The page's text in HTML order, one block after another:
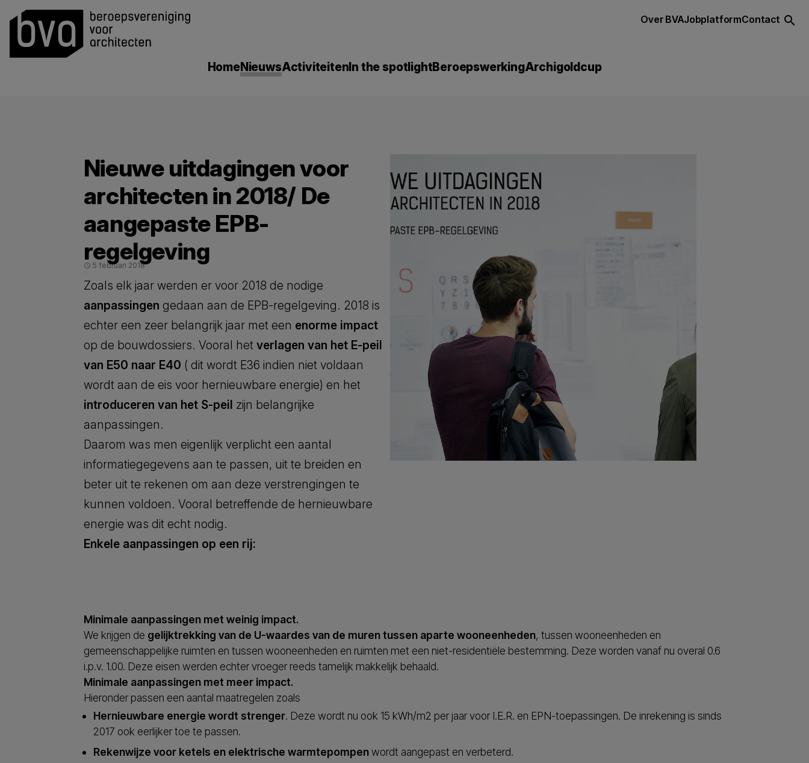
Over BVAJobplatformContact search
HomeNieuwsActiviteitenIn the spotlightBeroepswerkingArchigoldcup
Nieuwe uitdagingen voor
architecten in 2018/ De
aangepaste EPB-
regelgeving
schedule 5 februari 2018
Zoals elk jaar werden er voor 2018 de nodige
aanpassingen gedaan aan de EPB-regelgeving. 2018 is
echter een zeer belangrijk jaar met een enorme impact
op de bouwdossiers. Vooral het verlagen van het E-peil
van E50 naar E40 ( dit wordt E36 indien niet voldaan
wordt aan de eis voor hernieuwbare energie) en het
introduceren van het S-peil zijn belangrijke
aanpassingen.
Daarom was men eigenlijk verplicht een aantal
informatiegegevens aan te passen, uit te breiden en
beter uit te rekenen om aan deze verstrengingen te
kunnen voldoen. Vooral betreffende de hernieuwbare
energie was dit echt nodig.
Enkele aanpassingen op een rij:
Minimale aanpassingen met weinig impact.
We krijgen de gelijktrekking van de U-waardes van de muren tussen aparte wooneenheden, tussen wooneenheden en
gemeenschappelijke ruimten en tussen wooneenheden en ruimten met een niet-residentiële bestemming. Deze worden vanaf nu overal 0.6
i.p.v. 1.00. Deze eisen werden echter vroeger reeds tamelijk makkelijk behaald.
Minimale aanpassingen met meer impact.
Hieronder passen een aantal maatregelen zoals
Hernieuwbare energie wordt strenger. Deze wordt nu ook 15 kWh/m2 per jaar voor I.E.R. en EPN-toepassingen. De inrekening is sinds
2017 ook eerlijker toe te passen.
Rekenwijze voor ketels en elektrische warmtepompenwordt aangepast en verbeterd.